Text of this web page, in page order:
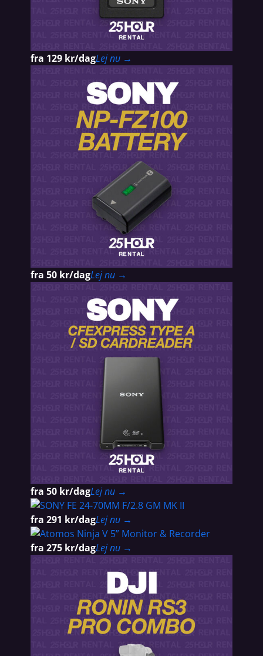
fra 129 kr/dagLej nu →
fra 50 kr/dagLej nu →
fra 50 kr/dagLej nu →
fra 291 kr/dagLej nu →
fra 275 kr/dagLej nu →